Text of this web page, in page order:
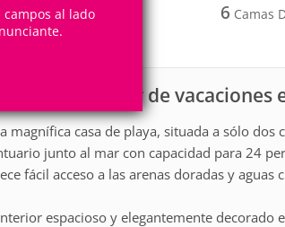
al lado
5Cuartos
5
6 Camas
para alquiler de vacaciones
magnífica casa de playa, situada a sólo
junto al mar con capacidad para 24
fácil acceso a las arenas doradas y aguas
espacioso y elegantemente decorado